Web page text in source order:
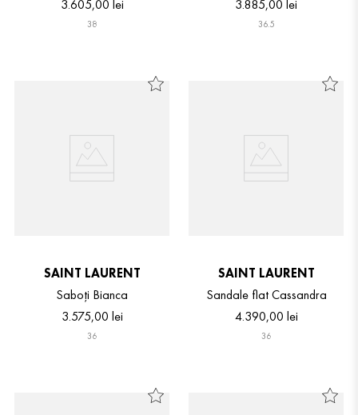
3.605,00 lei
38
3.885,00 lei
36.5
SAINT LAURENT
Saboți Bianca
3.575,00 lei
36
SAINT LAURENT
Sandale flat Cassandra
4.390,00 lei
36